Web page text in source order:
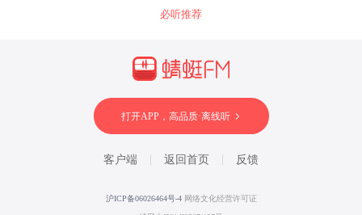
必听推荐
打开APP，高品质·离线听
客户端 返回首页 反馈
沪ICP备06026464号-4 网络文化经营许可证